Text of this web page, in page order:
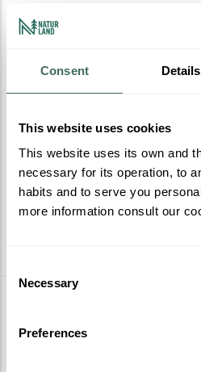
Consent Details
This website uses cookies
This website uses its own and
necessary for its operation, to
habits and to serve you
more information consult our
Selection
Necessary
Preferences